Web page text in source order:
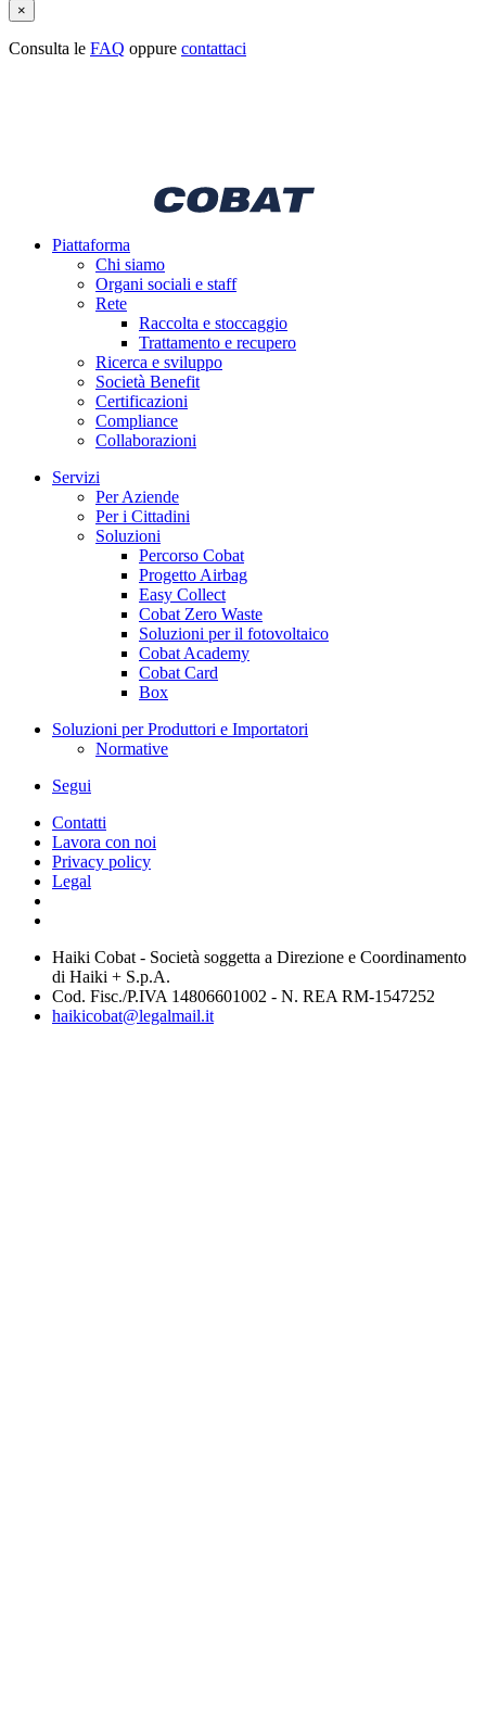
×
Consulta le FAQ oppure contattaci
Piattaforma
Chi siamo
Organi sociali e staff
Rete
Raccolta e stoccaggio
Trattamento e recupero
Ricerca e sviluppo
Società Benefit
Certificazioni
Compliance
Collaborazioni
Servizi
Per Aziende
Per i Cittadini
Soluzioni
Percorso Cobat
Progetto Airbag
Easy Collect
Cobat Zero Waste
Soluzioni per il fotovoltaico
Cobat Academy
Cobat Card
Box
Soluzioni per Produttori e Importatori
Normative
Segui
Contatti
Lavora con noi
Privacy policy
Legal
Haiki Cobat - Società soggetta a Direzione e Coordinamento
di Haiki + S.p.A.
Cod. Fisc./P.IVA 14806601002 - N. REA RM-1547252
haikicobat@legalmail.it